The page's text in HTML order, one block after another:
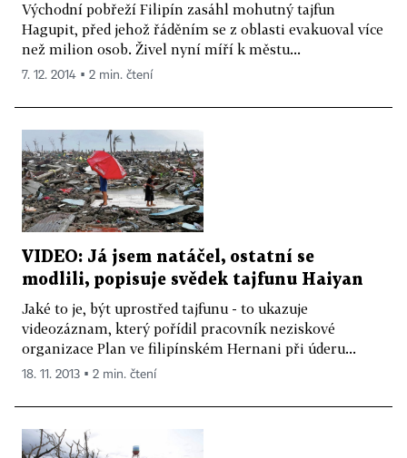
Východní pobřeží Filipín zasáhl mohutný tajfun
Hagupit, před jehož řáděním se z oblasti evakuoval více
než milion osob. Živel nyní míří k městu...
7. 12. 2014 ▪ 2 min. čtení
VIDEO: Já jsem natáčel, ostatní se
modlili, popisuje svědek tajfunu Haiyan
Jaké to je, být uprostřed tajfunu - to ukazuje
videozáznam, který pořídil pracovník neziskové
organizace Plan ve filipínském Hernani při úderu...
18. 11. 2013 ▪ 2 min. čtení